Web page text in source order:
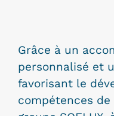
Grâce à un
personnalisé et
favorisant le
compétences